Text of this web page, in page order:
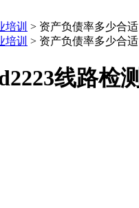
培训 > 资产负债率多少合适
培训 > 资产负债率多少合适
线路检测